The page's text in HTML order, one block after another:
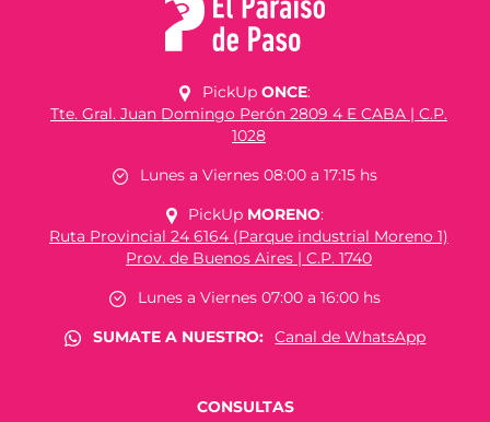
PickUp ONCE:
Tte. Gral. Juan Domingo Perón 2809 4 E CABA | C.P.
1028
Lunes a Viernes 08:00 a 17:15 hs
PickUp MORENO:
Ruta Provincial 24 6164 (Parque industrial Moreno 1)
Prov. de Buenos Aires | C.P. 1740
Lunes a Viernes 07:00 a 16:00 hs
SUMATE A NUESTRO:
Canal de WhatsApp
CONSULTAS